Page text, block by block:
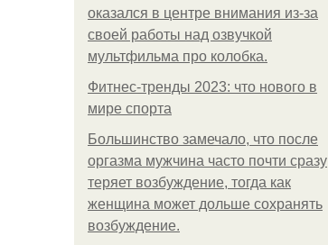
оказался в центре внимания из-за
своей работы над озвучкой
мультфильма про колобка.
Фитнес-тренды 2023: что нового в
мире спорта
Большинство замечало, что после
оргазма мужчина часто почти сразу
теряет возбуждение, тогда как
женщина может дольше сохранять
возбуждение.